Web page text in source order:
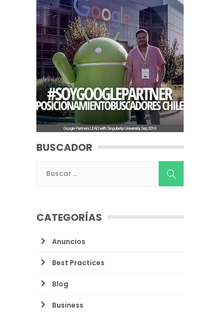
BUSCADOR
CATEGORÍAS
Anuncios
Best Practices
Blog
Business